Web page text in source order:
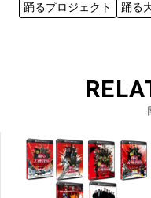
踊るプロジェクト
踊る